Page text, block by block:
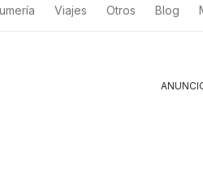
Viajes Otros Blog